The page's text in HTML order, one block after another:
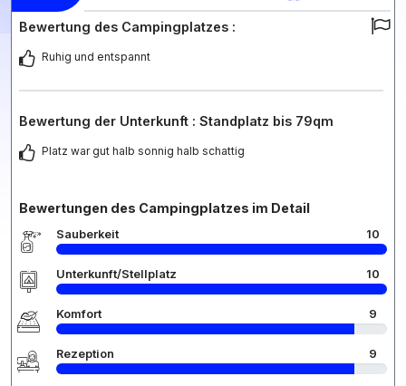
Bewertung des Campingplatzes :
Ruhig und entspannt
Bewertung der Unterkunft : Standplatz bis 79qm
Platz war gut halb sonnig halb schattig
Bewertungen des Campingplatzes im Detail
Sauberkeit 10
Unterkunft/Stellplatz 10
Komfort 9
Rezeption 9